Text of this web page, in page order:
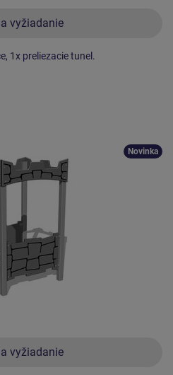
vyžiadanie
1x preliezacie tunel.
vyžiadanie
Novinka